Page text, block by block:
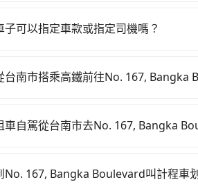
其他付款方式重新預約行程即可。
子可以指定車款或指定司機嗎？
聯繫我們，將有專人協助回
台南市搭乘高鐵前往No. 167, Bangka
一直到22:23，台南-台北一天最
車站前排班的計程車，搭上小黃後約
車自駕從台南市去No. 167, Bangka
那在台南路邊可隨租隨借的iRent應
No. 167, Bangka Boulevard叫計程車